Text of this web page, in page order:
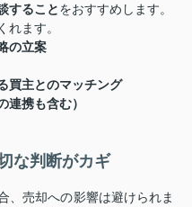
することをおすすめします。
れます。
の立案
買主とのマッチング
携も含む）
な判断がカギ
、売却への影響は避けられま